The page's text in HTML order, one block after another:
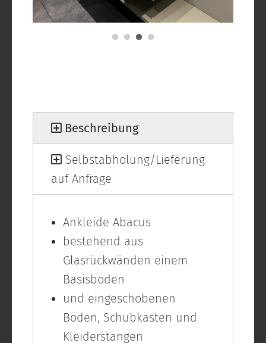
Beschreibung
Selbstabholung/Lieferung
auf Anfrage
Ankleide Abacus
bestehend aus
Glasrückwänden einem
Basisboden
und eingeschobenen
Böden, Schubkästen und
Kleiderstangen